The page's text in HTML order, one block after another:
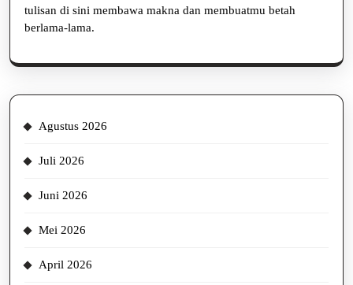
tulisan di sini membawa makna dan membuatmu betah
berlama-lama.
Agustus 2026
Juli 2026
Juni 2026
Mei 2026
April 2026